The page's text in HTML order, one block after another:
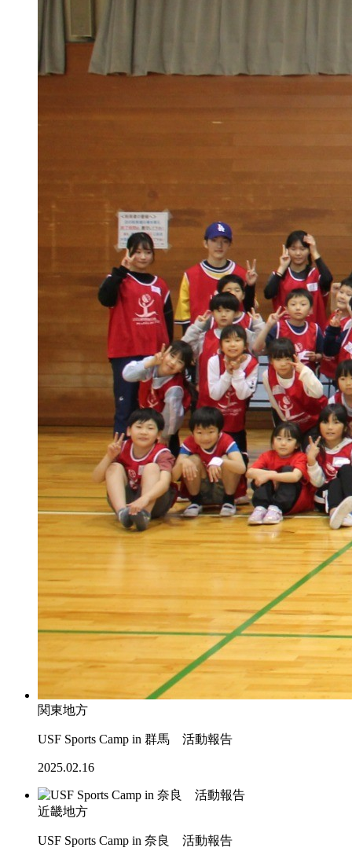
関東地方
USF Sports Camp in 群馬 活動報告
2025.02.16
近畿地方
USF Sports Camp in 奈良 活動報告